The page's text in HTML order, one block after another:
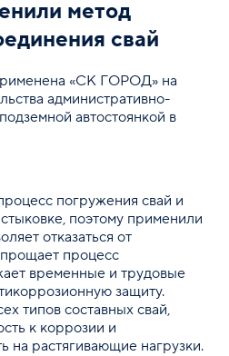
крепления котлованов
свай
Прикрепить файл
соглашаетесь сПолитикой
метод
свай
«СК ГОРОД» на
административно-
автостоянкой в
погружения свай и
поэтому применили
отказаться от
процесс
временные и трудовые
защиту.
типов составных свай,
к коррозии и
на растягивающие нагрузки.